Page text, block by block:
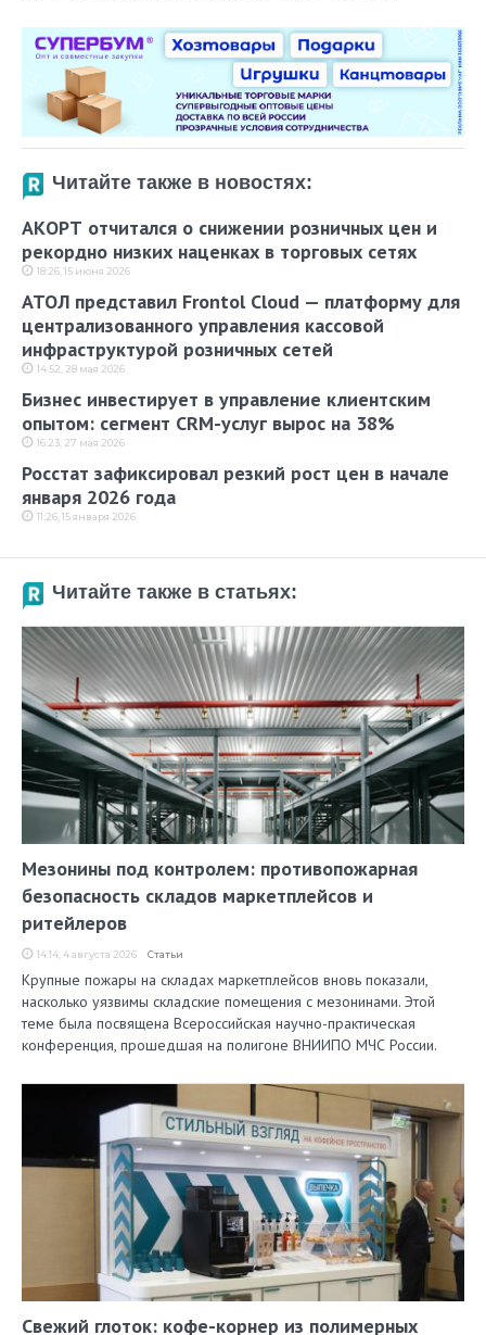
Читайте также в новостях:
АКОРТ отчитался о снижении розничных цен и
рекордно низких наценках в торговых сетях
18:26, 15 июня 2026
АТОЛ представил Frontol Cloud — платформу для
централизованного управления кассовой
инфраструктурой розничных сетей
14:52, 28 мая 2026
Бизнес инвестирует в управление клиентским
опытом: сегмент CRM-услуг вырос на 38%
16:23, 27 мая 2026
Росстат зафиксировал резкий рост цен в начале
января 2026 года
11:26, 15 января 2026
Читайте также в статьях:
Мезонины под контролем: противопожарная
безопасность складов маркетплейсов и
ритейлеров
14:14, 4 августа 2026 Статьи
Крупные пожары на складах маркетплейсов вновь показали,
насколько уязвимы складские помещения с мезонинами. Этой
теме была посвящена Всероссийская научно-практическая
конференция, прошедшая на полигоне ВНИИПО МЧС России.
Свежий глоток: кофе-корнер из полимерных